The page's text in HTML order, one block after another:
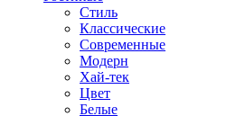
Стиль
Классические
Современные
Модерн
Хай-тек
Цвет
Белые